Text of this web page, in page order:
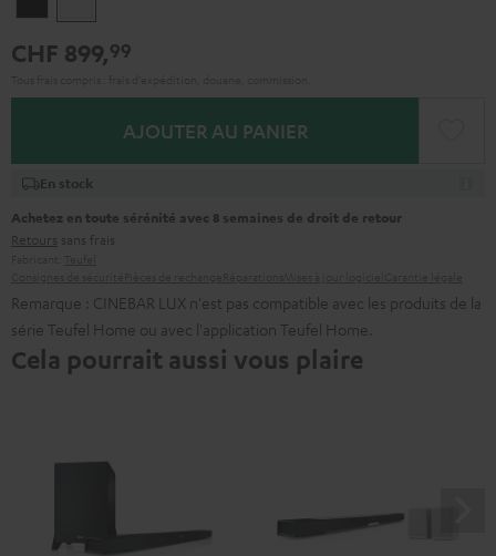
CHF 899,99
AJOUTER AU PANIER
En stock
Achetez en toute sérénité avec 8 semaines de droit de retour
Retours sans frais
Remarque : CINEBAR LUX n'est pas compatible avec les produits de la
série Teufel Home ou avec l'application Teufel Home.
Cela pourrait aussi vous plaire